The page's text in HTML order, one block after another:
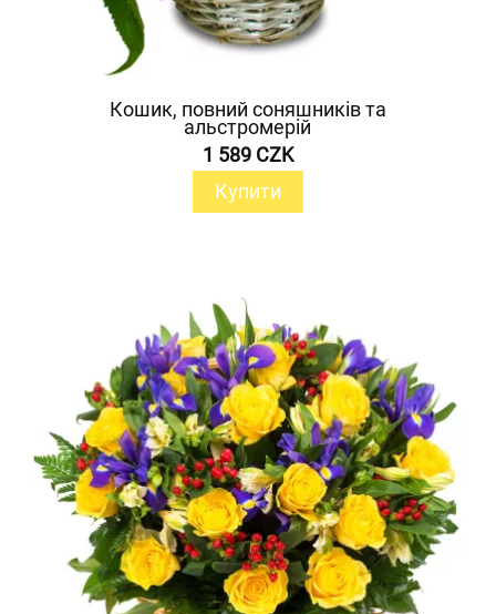
Кошик, повний соняшників та
альстромерій
1 589 CZK
Купити